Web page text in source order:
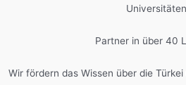
Partner in über 40
Wir fördern das Wissen über die